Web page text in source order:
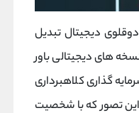
دیجیتال تبدیل
‌های دیجیتالی باور
‌گذاری کلاهبرداری
این تصور که با شخصیت